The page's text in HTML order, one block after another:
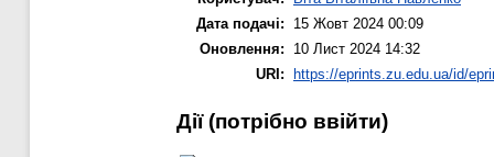
Дата подачі:
15 Жовт 2024 00:09
Оновлення:
10 Лист 2024 14:32
URI:
https://eprints.zu.edu.ua/id/
Дії ​​(потрібно ввійти)